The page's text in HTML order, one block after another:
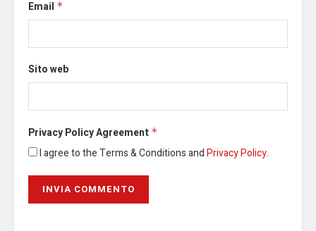
Email *
Sito web
Privacy Policy Agreement *
I agree to the Terms & Conditions andPrivacy Policy.